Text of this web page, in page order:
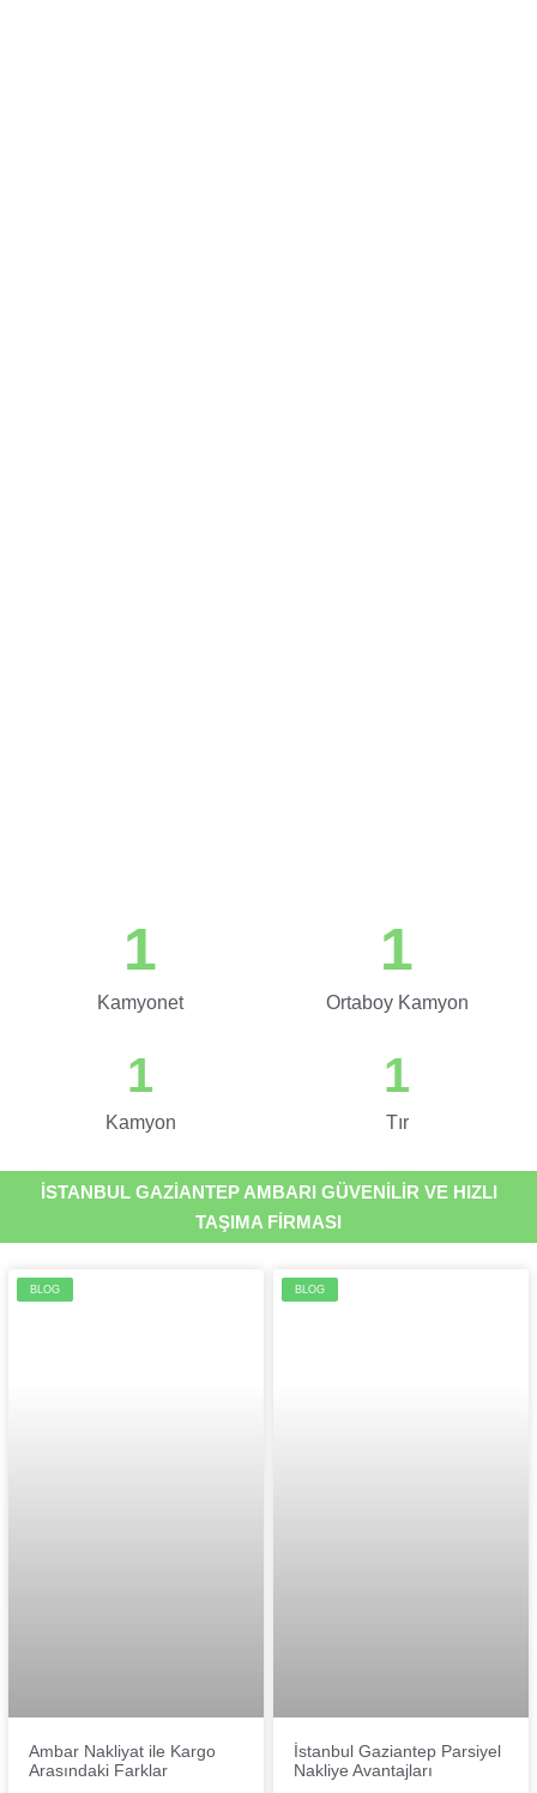
Kamyonet
1
Ortaboy Kamyon
1
Kamyon
1
Tır
1
İSTANBUL GAZİANTEP AMBARI GÜVENİLİR VE HIZLI
TAŞIMA FİRMASI
BLOG
Ambar Nakliyat ile Kargo
Arasındaki Farklar
BLOG
İstanbul Gaziantep Parsiyel
Nakliye Avantajları